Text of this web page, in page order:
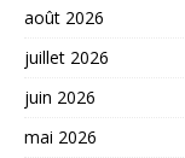
août 2026
juillet 2026
juin 2026
mai 2026